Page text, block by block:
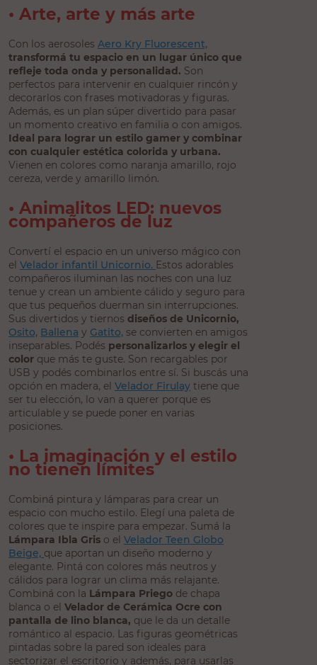
• Arte, arte y más arte
Con los aerosoles Aero Kry Fluorescent,
transformá tu espacio en un lugar único que
refleje toda onda y personalidad. Son
perfectos para intervenir en cualquier rincón y
decorarlos con frases motivadoras y figuras.
Además, es un plan súper divertido para pasar
un momento creativo en familia o con amigos.
Ideal para lograr un estilo gamer y combinar
con cualquier estética colorida y urbana.
Vienen en colores como naranja amarillo, rojo
cereza, verde y amarillo limón.
• Animalitos LED: nuevos
compañeros de luz
Convertí el espacio en un universo mágico con
el Velador infantil Unicornio. Estos adorables
compañeros iluminan las noches con una luz
tenue y crean un ambiente cálido y seguro para
que tus pequeños duerman sin interrupciones.
Sus divertidos y tiernos diseños de Unicornio,
Osito, Ballena y Gatito, se convierten en amigos
inseparables. Podés personalizarlos y elegir el
color que más te guste. Son recargables por
USB y podés combinarlos entre sí. Si buscás una
opción en madera, el Velador Firulay tiene que
ser tu elección, lo van a querer porque es
articulable y se puede poner en varias
posiciones.
• La imaginación y el estilo
no tienen límites
Combiná pintura y lámparas para crear un
espacio con mucho estilo. Elegí una paleta de
colores que te inspire para empezar. Sumá la
Lámpara Ibla Gris o el Velador Teen Globo
Beige, que aportan un diseño moderno y
elegante. Pintá con colores más neutros y
cálidos para lograr un clima más relajante.
Combiná con la Lámpara Priego de chapa
blanca o el Velador de Cerámica Ocre con
pantalla de lino blanca, que le da un detalle
romántico al espacio. Las figuras geométricas
pintadas sobre la pared son ideales para
sectorizar el escritorio y además, para usarlas